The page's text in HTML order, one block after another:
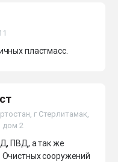
пластмасс.
г Стерлитамак,
дом 2
ПВД, а так же
сооружений